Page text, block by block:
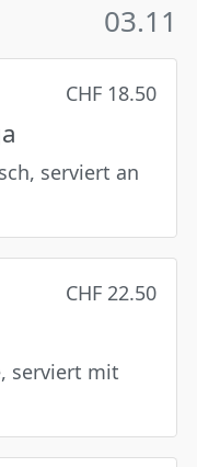
03.11
CHF 18.50
serviert an
CHF 22.50
serviert mit